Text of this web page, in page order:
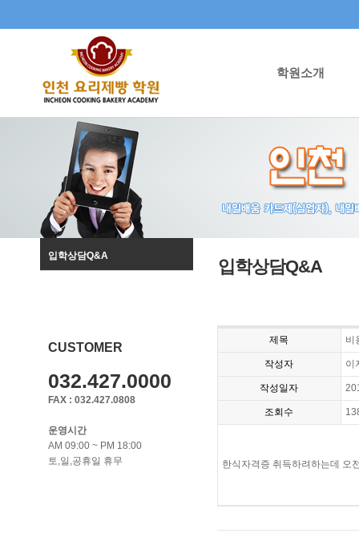
학원소개
입학상담Q&A
CUSTOMER
032.427.0000
FAX : 032.427.0808
운영시간
AM 09:00 ~ PM 18:00
토,일,공휴일 휴무
입학상담Q&A
제목 비
작성자 이
작성일자
조회수
한식자격증 취득하려하는데 오